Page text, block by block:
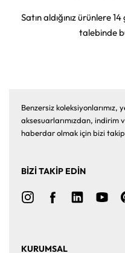
Satın aldığınız ürünlere
talebinde
Benzersiz koleksiyonlarımız,
aksesuarlarımızdan, indirim
haberdar olmak için bizi
BİZİ TAKİP EDİN
KURUMSAL